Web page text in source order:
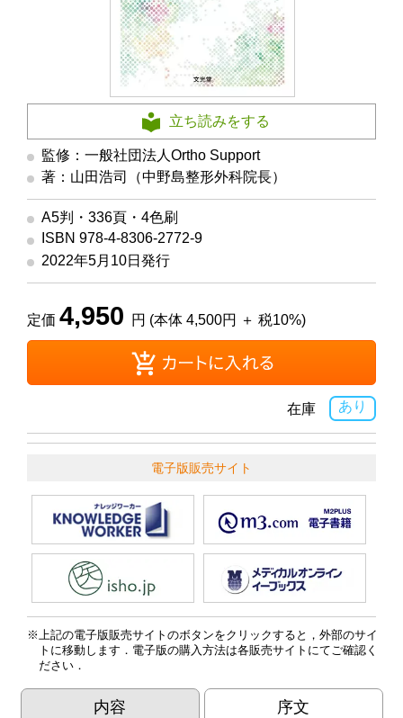
立ち読みをする
監修：一般社団法人Ortho Support
著：山田浩司（中野島整形外科院長）
A5判・336頁・4色刷
ISBN 978-4-8306-2772-9
2022年5月10日発行
定価 4,950 円 (本体 4,500円 ＋ 税10%)
あり
在庫
電子版販売サイト
上記の電子版販売サイトのボタンをクリックすると，外部のサイ
トに移動します．電子版の購入方法は各販売サイトにてご確認く
ださい．
内容 序文